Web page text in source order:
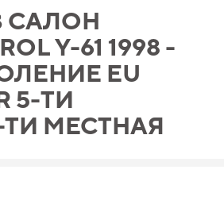
САЛОН
Y-61 1998 -
EU
5-ТИ
МЕСТНАЯ